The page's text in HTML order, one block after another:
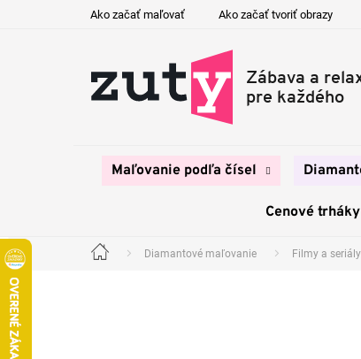
Ako začať maľovať Ako začať tvoriť obrazy
Maľovanie podľa čísel
Cenové trháky
Domov Diamantové maľovanie Filmy a seriály